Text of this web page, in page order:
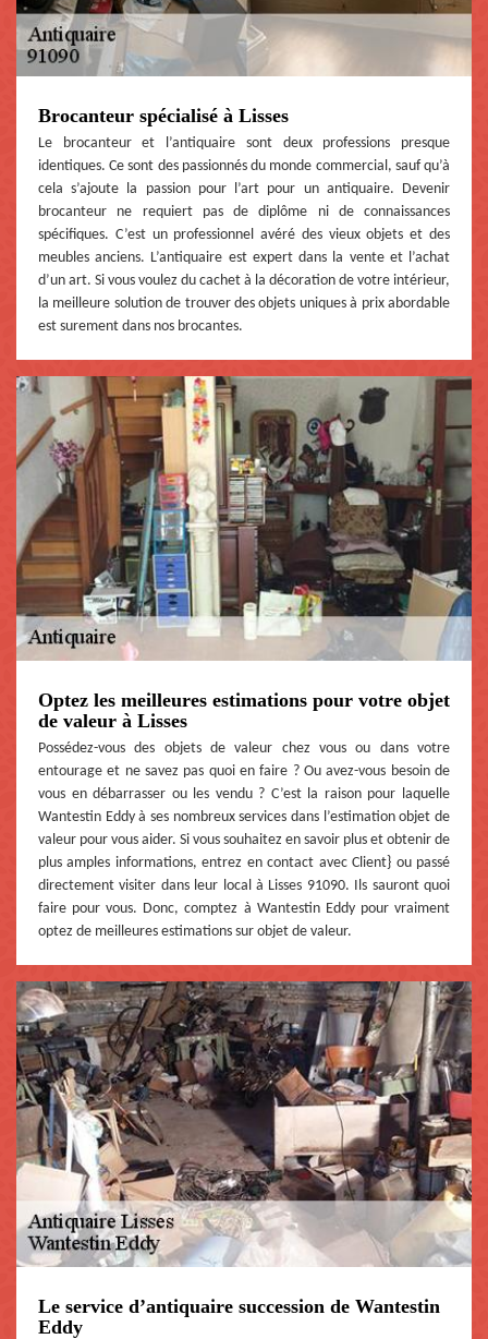
Brocanteur spécialisé à Lisses
Le brocanteur et l’antiquaire sont deux professions presque
identiques. Ce sont des passionnés du monde commercial, sauf qu’à
cela s’ajoute la passion pour l’art pour un antiquaire. Devenir
brocanteur ne requiert pas de diplôme ni de connaissances
spécifiques. C’est un professionnel avéré des vieux objets et des
meubles anciens. L’antiquaire est expert dans la vente et l’achat
d’un art. Si vous voulez du cachet à la décoration de votre intérieur,
la meilleure solution de trouver des objets uniques à prix abordable
est surement dans nos brocantes.
Optez les meilleures estimations pour votre objet
de valeur à Lisses
Possédez-vous des objets de valeur chez vous ou dans votre
entourage et ne savez pas quoi en faire ? Ou avez-vous besoin de
vous en débarrasser ou les vendu ? C’est la raison pour laquelle
Wantestin Eddy à ses nombreux services dans l’estimation objet de
valeur pour vous aider. Si vous souhaitez en savoir plus et obtenir de
plus amples informations, entrez en contact avec Client} ou passé
directement visiter dans leur local à Lisses 91090. Ils sauront quoi
faire pour vous. Donc, comptez à Wantestin Eddy pour vraiment
optez de meilleures estimations sur objet de valeur.
Le service d’antiquaire succession de Wantestin
Eddy